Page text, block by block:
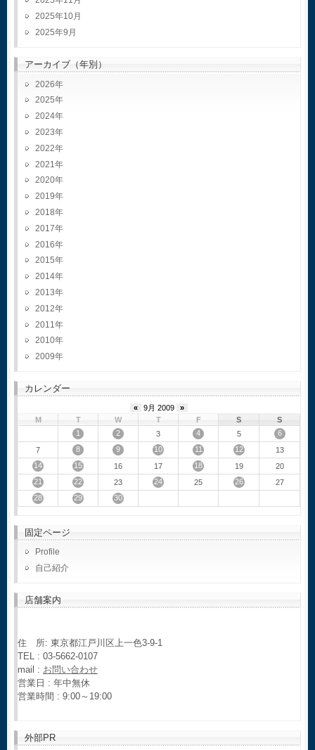
2025年10月
2025年9月
アーカイブ（年別）
2026
2025
2024
2023
2022
2021
2020
2019
2018
2017
2016
2015
2014
2013
2012
2011
2010
2009
カレンダー
« 9月 2009
»
M
T W T F S
S
1
2 3 4 5
6
7
8 9 10 11 12
13
14
15 16 17 18 19
20
21
22 23 24 25 26
27
28
29 30
固定ページ
Profile
自己紹介
店舗案内
住 所: 東京都江戸川区上一色3-9-1
TEL : 03-5662-0107
mail : お問い合わせ
営業日 : 年中無休
営業時間 : 9:00～19:00
外部PR